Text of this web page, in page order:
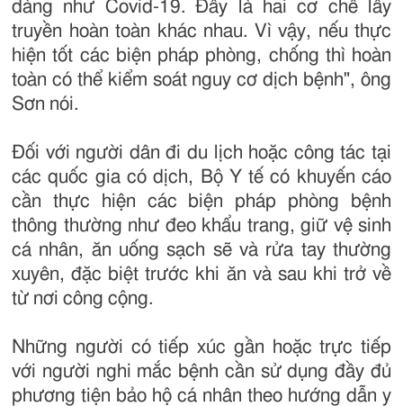
dàng như Covid-19. Đây là hai cơ chế lây
truyền hoàn toàn khác nhau. Vì vậy, nếu thực
hiện tốt các biện pháp phòng, chống thì hoàn
toàn có thể kiểm soát nguy cơ dịch bệnh", ông
Sơn nói.
Đối với người dân đi du lịch hoặc công tác tại
các quốc gia có dịch, Bộ Y tế có khuyến cáo
cần thực hiện các biện pháp phòng bệnh
thông thường như đeo khẩu trang, giữ vệ sinh
cá nhân, ăn uống sạch sẽ và rửa tay thường
xuyên, đặc biệt trước khi ăn và sau khi trở về
từ nơi công cộng.
Những người có tiếp xúc gần hoặc trực tiếp
với người nghi mắc bệnh cần sử dụng đầy đủ
phương tiện bảo hộ cá nhân theo hướng dẫn y